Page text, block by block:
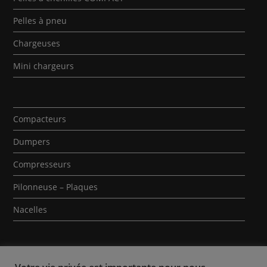
Pelles à pneu
Chargeuses
Mini chargeurs
Compacteurs
Dumpers
Compresseurs
Pilonneuse – Plaques
Nacelles